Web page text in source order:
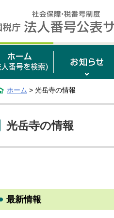
ホーム > 光岳寺の情報
光岳寺の情報
最新情報